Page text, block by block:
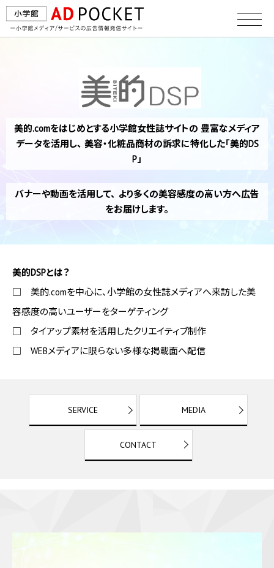
美的.comをはじめとする小学館女性誌サイトの 豊富なメディア
データを活用し、 美容・化粧品商材の訴求に特化した「美的DS
P」
バナーや動画を活用して、 より多くの美容感度の高い方へ広告
をお届けします。
美的DSPとは？
□ 美的.comを中心に、小学館の女性誌メディアへ来訪した美
容感度の高いユーザーをターゲティング
□ タイアップ素材を活用したクリエイティブ制作
□ WEBメディアに限らない多様な掲載面へ配信
SERVICE MEDIA
CONTACT